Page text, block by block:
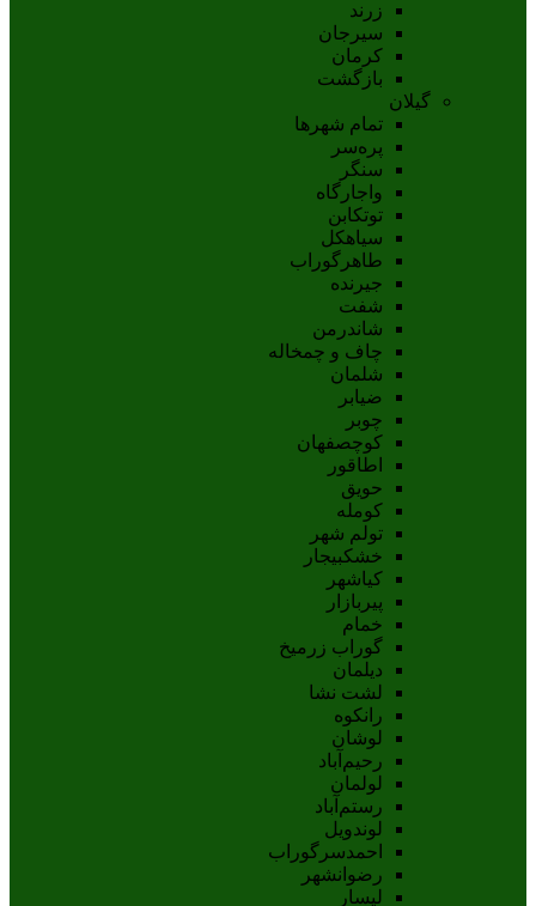
زرند
سيرجان
کرمان
بازگشت
گیلان
تمام شهر‌ها
پره‌سر
سنگر
واجارگاه
توتکابن
سیاهکل
طاهرگوراب
جیرنده
شفت
شاندرمن
چاف و چمخاله
شلمان
ضیابر
چوبر
کوچصفهان
اطاقور
حویق
کومله
تولم شهر
خشکبیجار
کیاشهر
پیربازار
خمام
گوراب زرمیخ
دیلمان
لشت نشا
رانکوه
لوشان
رحیم‌آباد
لولمان
رستم‌آباد
لوندویل
احمدسرگوراب
رضوانشهر
لیسار